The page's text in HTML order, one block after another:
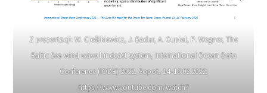
Z prezentacji: W. Cieślikiewicz, J. Badur, A. Cupiał, P. Wegner, The
Baltic Sea wind wave hindcast system, International Ocean Data
Conference (IODE) 2022, Sopot, 14–16.02.2022;
https://www.youtube.com/watch?